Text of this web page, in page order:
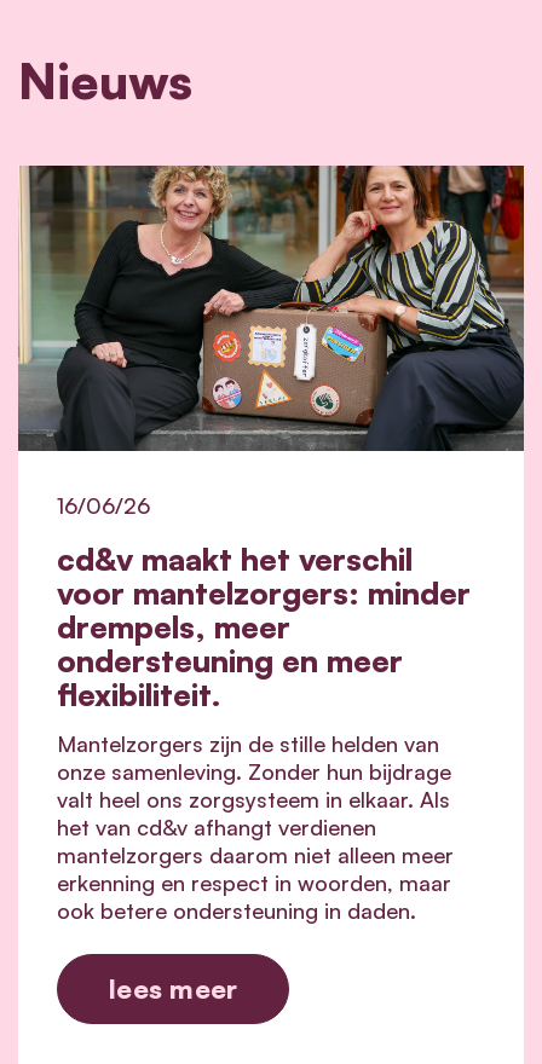
Nieuws
cd&v maakt het verschil
voor mantelzorgers: minder
drempels, meer
ondersteuning en meer
flexibiliteit.
16/06/26
Mantelzorgers zijn de stille helden van
onze samenleving. Zonder hun bijdrage
valt heel ons zorgsysteem in elkaar. Als
het van cd&v afhangt verdienen
mantelzorgers daarom niet alleen meer
erkenning en respect in woorden, maar
ook betere ondersteuning in daden.
lees meer